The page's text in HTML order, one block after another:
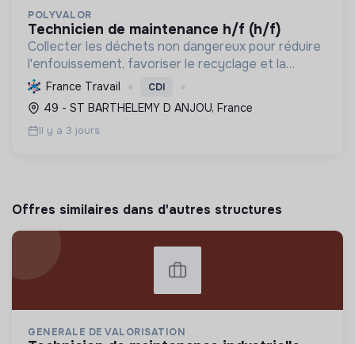
POLYVALOR
technicien de maintenance h/f (h/f)
Collecter les déchets non dangereux pour réduire
l'enfouissement, favoriser le recyclage et la
valorisation, et préserver les ressources
naturelles, contribuant ainsi à l'économie circulaire
et à la t...
France Travail CDI
49 - ST BARTHELEMY D ANJOU, France
Il y a 3 jours
Offres similaires dans d'autres structures
GENERALE DE VALORISATION